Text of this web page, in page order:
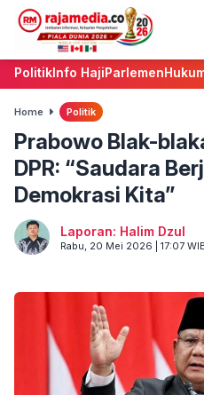
PolitikInfo HajiParlemen
Home Politik
Prabowo Blak-
DPR: “Saudara
Demokrasi Kita”
Laporan: Halim Dzul
Rabu, 20 Mei 2026 | 17:07